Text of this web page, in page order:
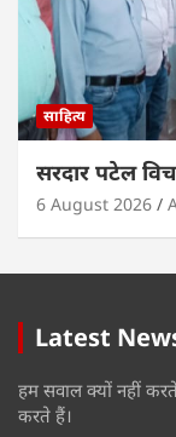
साहित्य
सरदार पटेल
6 August 2026
Latest
हम सवाल क्यों नहीं
करते हैं।